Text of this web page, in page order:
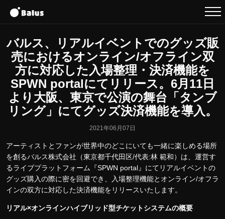
バルス、リアルイベントでのグッズ販
売におけるオンライン/オフライン双
方に対応した入場整理・決済機能を
SPWN portalにてリリース。6月11日
より大阪、東京で公演の舞台「タンブ
リング」にてグッズ決済機能を導入。
2021年06月07日
アーティストとファンが世界中のどこにいても一緒に楽しめる場所
を創るバルス株式会社（東京都千代田区/代表:林 範和）は、運営す
るライブプラットフォーム『SPWN portal』にてリアルイベントの
グッズ購入の際に密を回避でき、入場整理機能とオンライン/オフラ
インの双方に対応した決済機能をリリースいたします。
リアル×オンラインハイブリッド型チケットシステムの概要